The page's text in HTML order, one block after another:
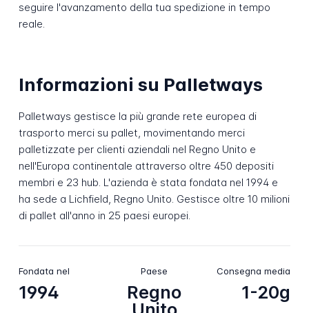
seguire l'avanzamento della tua spedizione in tempo
reale.
Informazioni su Palletways
Palletways gestisce la più grande rete europea di
trasporto merci su pallet, movimentando merci
palletizzate per clienti aziendali nel Regno Unito e
nell'Europa continentale attraverso oltre 450 depositi
membri e 23 hub. L'azienda è stata fondata nel 1994 e
ha sede a Lichfield, Regno Unito. Gestisce oltre 10 milioni
di pallet all'anno in 25 paesi europei.
Fondata nel
1994
Paese
Regno
Consegna media
1-20g